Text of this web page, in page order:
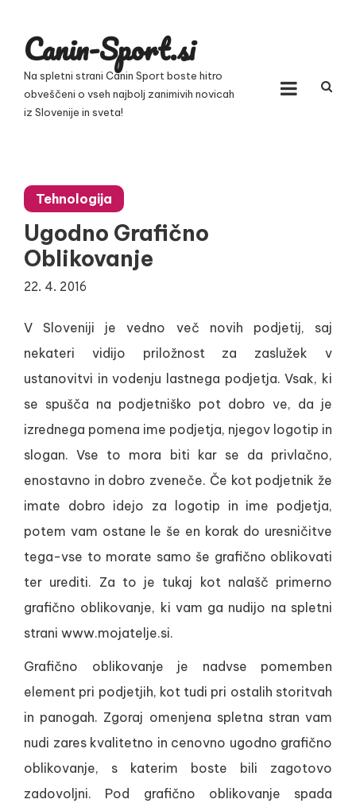
contentCanin-Sport.si
Na spletni strani Canin Sport boste hitro
obveščeni o vseh najbolj zanimivih novicah
iz Slovenije in sveta!
Tehnologija
Ugodno Grafično
Oblikovanje
22. 4. 2016
V Sloveniji je vedno več novih podjetij, saj
nekateri vidijo priložnost za zaslužek v
ustanovitvi in vodenju lastnega podjetja. Vsak, ki
se spušča na podjetniško pot dobro ve, da je
izrednega pomena ime podjetja, njegov logotip in
slogan. Vse to mora biti kar se da privlačno,
enostavno in dobro zveneče. Če kot podjetnik že
imate dobro idejo za logotip in ime podjetja,
potem vam ostane le še en korak do uresničitve
tega-vse to morate samo še grafično oblikovati
ter urediti. Za to je tukaj kot nalašč primerno
grafično oblikovanje, ki vam ga nudijo na spletni
strani www.mojatelje.si.
Grafično oblikovanje je nadvse pomemben
element pri podjetjih, kot tudi pri ostalih storitvah
in panogah. Zgoraj omenjena spletna stran vam
nudi zares kvalitetno in cenovno ugodno grafično
oblikovanje, s katerim boste bili zagotovo
zadovoljni. Pod grafično oblikovanje spada